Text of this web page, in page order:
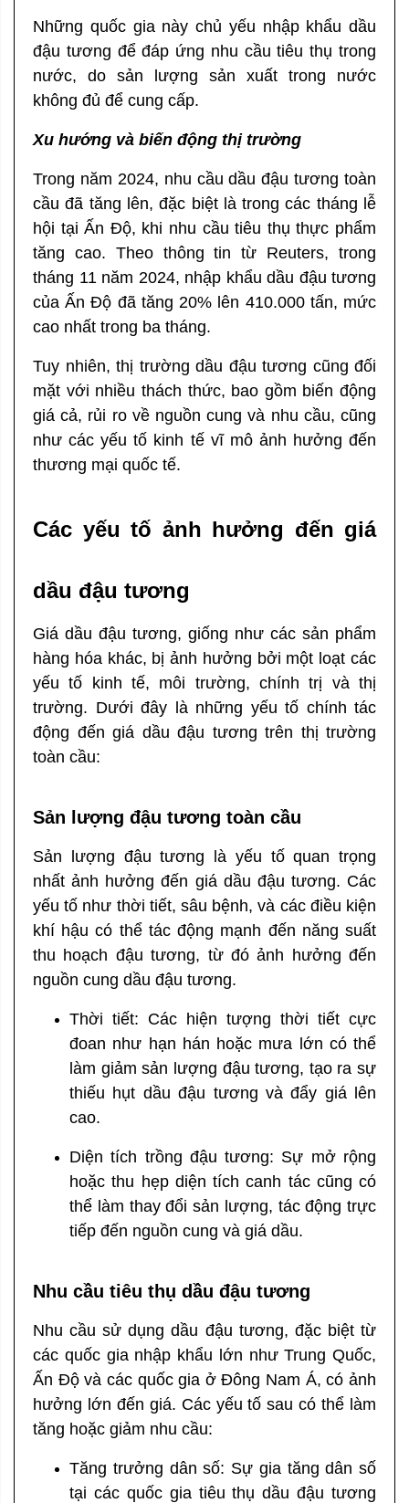
Những quốc gia này chủ yếu nhập khẩu dầu
đậu tương để đáp ứng nhu cầu tiêu thụ trong
nước, do sản lượng sản xuất trong nước
không đủ để cung cấp.
Xu hướng và biến động thị trường
Trong năm 2024, nhu cầu dầu đậu tương toàn
cầu đã tăng lên, đặc biệt là trong các tháng lễ
hội tại Ấn Độ, khi nhu cầu tiêu thụ thực phẩm
tăng cao. Theo thông tin từ Reuters, trong
tháng 11 năm 2024, nhập khẩu dầu đậu tương
của Ấn Độ đã tăng 20% lên 410.000 tấn, mức
cao nhất trong ba tháng.
Tuy nhiên, thị trường dầu đậu tương cũng đối
mặt với nhiều thách thức, bao gồm biến động
giá cả, rủi ro về nguồn cung và nhu cầu, cũng
như các yếu tố kinh tế vĩ mô ảnh hưởng đến
thương mại quốc tế.
Các yếu tố ảnh hưởng đến giá
dầu đậu tương
Giá dầu đậu tương, giống như các sản phẩm
hàng hóa khác, bị ảnh hưởng bởi một loạt các
yếu tố kinh tế, môi trường, chính trị và thị
trường. Dưới đây là những yếu tố chính tác
động đến giá dầu đậu tương trên thị trường
toàn cầu:
Sản lượng đậu tương toàn cầu
Sản lượng đậu tương là yếu tố quan trọng
nhất ảnh hưởng đến giá dầu đậu tương. Các
yếu tố như thời tiết, sâu bệnh, và các điều kiện
khí hậu có thể tác động mạnh đến năng suất
thu hoạch đậu tương, từ đó ảnh hưởng đến
nguồn cung dầu đậu tương.
Thời tiết: Các hiện tượng thời tiết cực
đoan như hạn hán hoặc mưa lớn có thể
làm giảm sản lượng đậu tương, tạo ra sự
thiếu hụt dầu đậu tương và đẩy giá lên
cao.
Diện tích trồng đậu tương: Sự mở rộng
hoặc thu hẹp diện tích canh tác cũng có
thể làm thay đổi sản lượng, tác động trực
tiếp đến nguồn cung và giá dầu.
Nhu cầu tiêu thụ dầu đậu tương
Nhu cầu sử dụng dầu đậu tương, đặc biệt từ
các quốc gia nhập khẩu lớn như Trung Quốc,
Ấn Độ và các quốc gia ở Đông Nam Á, có ảnh
hưởng lớn đến giá. Các yếu tố sau có thể làm
tăng hoặc giảm nhu cầu:
Tăng trưởng dân số: Sự gia tăng dân số
tại các quốc gia tiêu thụ dầu đậu tương